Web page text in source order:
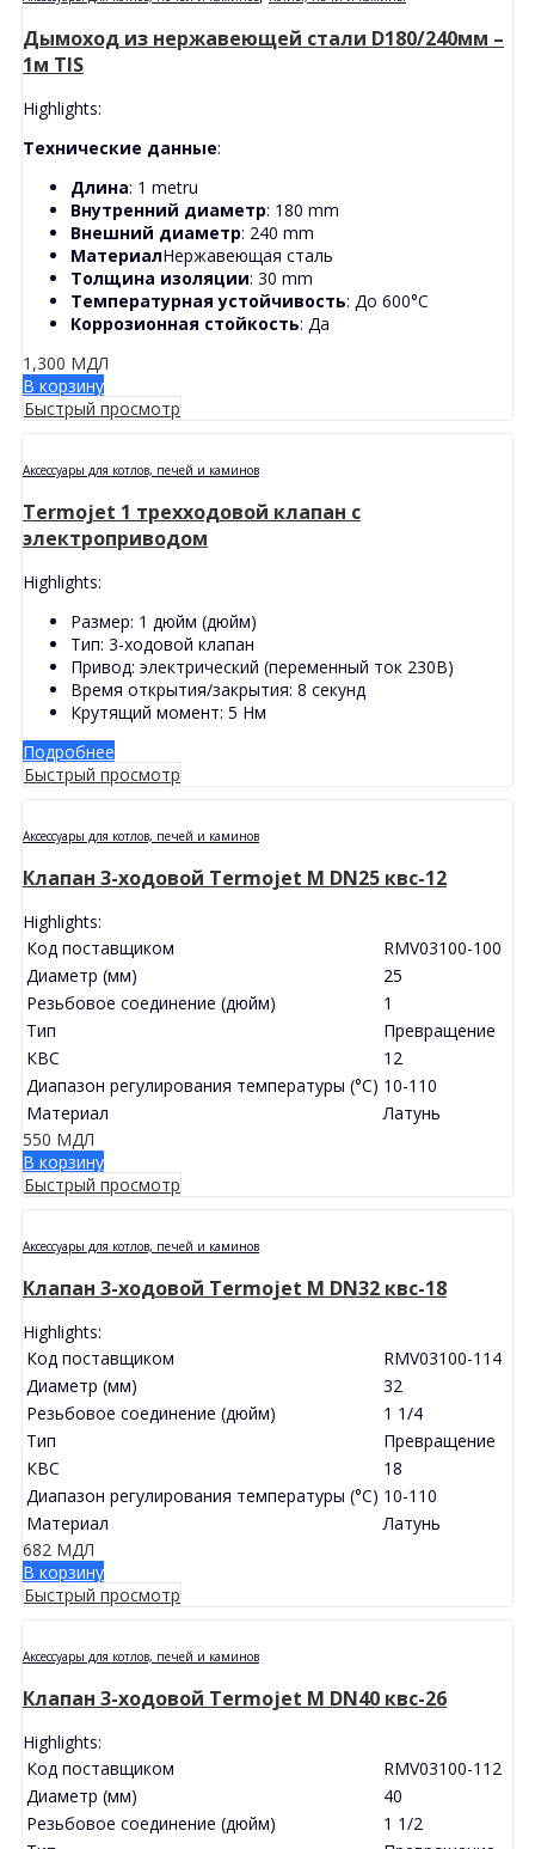
Дымоход из нержавеющей стали D180/240мм –
1м TIS
Highlights:
Технические данные:
Длина: 1 metru
Внутренний диаметр: 180 mm
Внешний диаметр: 240 mm
МатериалНержавеющая сталь
Толщина изоляции: 30 mm
Температурная устойчивость: До 600°C
Коррозионная стойкость: Да
1,300 МДЛ
В корзину
Быстрый просмотр
Аксессуары для котлов, печей и каминов
Termojet 1 трехходовой клапан с
электроприводом
Highlights:
Размер: 1 дюйм (дюйм)
Тип: 3-ходовой клапан
Привод: электрический (переменный ток 230В)
Время открытия/закрытия: 8 секунд
Крутящий момент: 5 Нм
Подробнее
Быстрый просмотр
Аксессуары для котлов, печей и каминов
Клапан 3-ходовой Termojet M DN25 квс-12
Highlights:
Код поставщиком
RMV03100-100
Диаметр (мм)
25
Резьбовое соединение (дюйм)
1
Тип
Превращение
КВС
12
Диапазон регулирования температуры (°C) 10-110
Материал
Латунь
550 МДЛ
В корзину
Быстрый просмотр
Аксессуары для котлов, печей и каминов
Клапан 3-ходовой Termojet M DN32 квс-18
Highlights:
Код поставщиком
RMV03100-114
Диаметр (мм)
32
Резьбовое соединение (дюйм)
1 1/4
Тип
Превращение
КВС
18
Диапазон регулирования температуры (°C) 10-110
Материал
Латунь
682 МДЛ
В корзину
Быстрый просмотр
Аксессуары для котлов, печей и каминов
Клапан 3-ходовой Termojet M DN40 квс-26
Highlights:
Код поставщиком
RMV03100-112
Диаметр (мм)
40
Резьбовое соединение (дюйм)
1 1/2